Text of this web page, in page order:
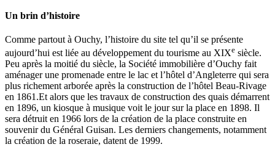
Un brin d’histoire
Comme partout à Ouchy, l’histoire du site tel qu’il se présente
aujourd’hui est liée au développement du tourisme au XIXe siècle.
Peu après la moitié du siècle, la Société immobilière d’Ouchy fait
aménager une promenade entre le lac et l’hôtel d’Angleterre qui sera
plus richement arborée après la construction de l’hôtel Beau-Rivage
en 1861.Et alors que les travaux de construction des quais démarrent
en 1896, un kiosque à musique voit le jour sur la place en 1898. Il
sera détruit en 1966 lors de la création de la place construite en
souvenir du Général Guisan. Les derniers changements, notamment
la création de la roseraie, datent de 1999.